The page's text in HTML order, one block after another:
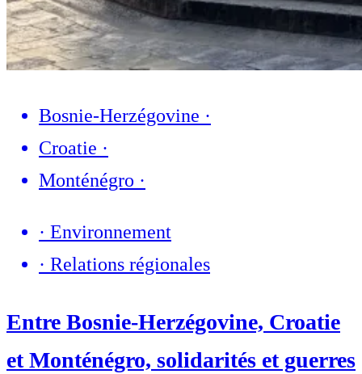
Bosnie-Herzégovine ·
Croatie ·
Monténégro ·
· Environnement
· Relations régionales
Entre Bosnie-Herzégovine, Croatie
et Monténégro, solidarités et guerres